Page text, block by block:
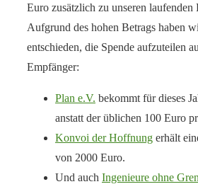
Euro zusätzlich zu unseren laufenden
Aufgrund des hohen Betrags haben
entschieden, die Spende aufzuteilen
Empfänger:
Plan e.V. bekommt für dieses
anstatt der üblichen 100 Euro
Konvoi der Hoffnung erhält
von 2000 Euro.
Und auch Ingenieure ohne